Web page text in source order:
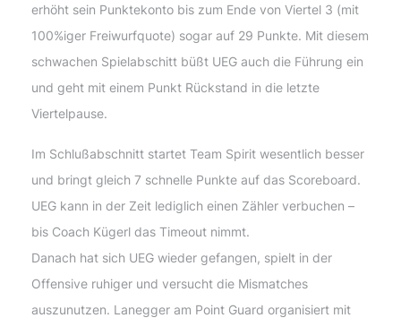
erhöht sein Punktekonto bis zum Ende von Viertel 3 (mit
100%iger Freiwurfquote) sogar auf 29 Punkte. Mit diesem
schwachen Spielabschitt büßt UEG auch die Führung ein
und geht mit einem Punkt Rückstand in die letzte
Viertelpause.
Im Schlußabschnitt startet Team Spirit wesentlich besser
und bringt gleich 7 schnelle Punkte auf das Scoreboard.
UEG kann in der Zeit lediglich einen Zähler verbuchen –
bis Coach Kügerl das Timeout nimmt.
Danach hat sich UEG wieder gefangen, spielt in der
Offensive ruhiger und versucht die Mismatches
auszunutzen. Lanegger am Point Guard organisiert mit